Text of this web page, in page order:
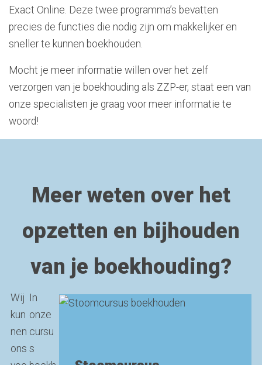
Exact Online. Deze twee programma’s bevatten
precies de functies die nodig zijn om makkelijker en
sneller te kunnen boekhouden.
Mocht je meer informatie willen over het zelf
verzorgen van je boekhouding als ZZP-er, staat een van
onze specialisten je graag voor meer informatie te
woord!
Meer weten over het
opzetten en bijhouden
van je boekhouding?
Wij
kun
nen
ons
In
onze
cursu
s